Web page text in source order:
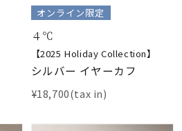
オンライン限定
４℃
【2025 Holiday Collection】
シルバー イヤーカフ
¥18,700(tax in)